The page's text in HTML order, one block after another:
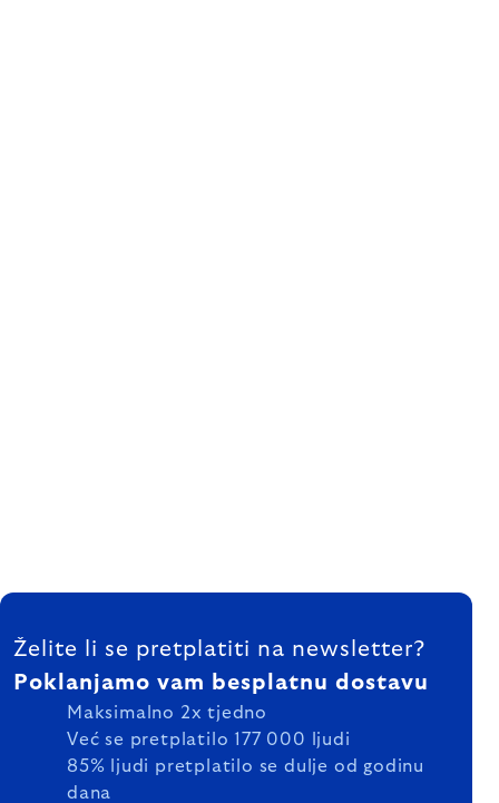
FOOTER
Želite li se pretplatiti na newsletter?
Poklanjamo vam besplatnu dostavu
Maksimalno 2x tjedno
Već se pretplatilo 177 000 ljudi
85% ljudi pretplatilo se dulje od godinu
dana